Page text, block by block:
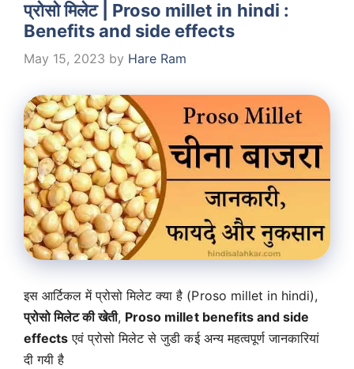
प्रोसो मिलेट | Proso millet in hindi :
Benefits and side effects
May 15, 2023 by Hare Ram
इस आर्टिकल में प्रोसो मिलेट क्या है (Proso millet in hindi),
प्रोसो मिलेट की खेती, Proso millet benefits and side
effects एवं प्रोसो मिलेट से जुडी कई अन्य महत्वपूर्ण जानकारियां
दी गयी है